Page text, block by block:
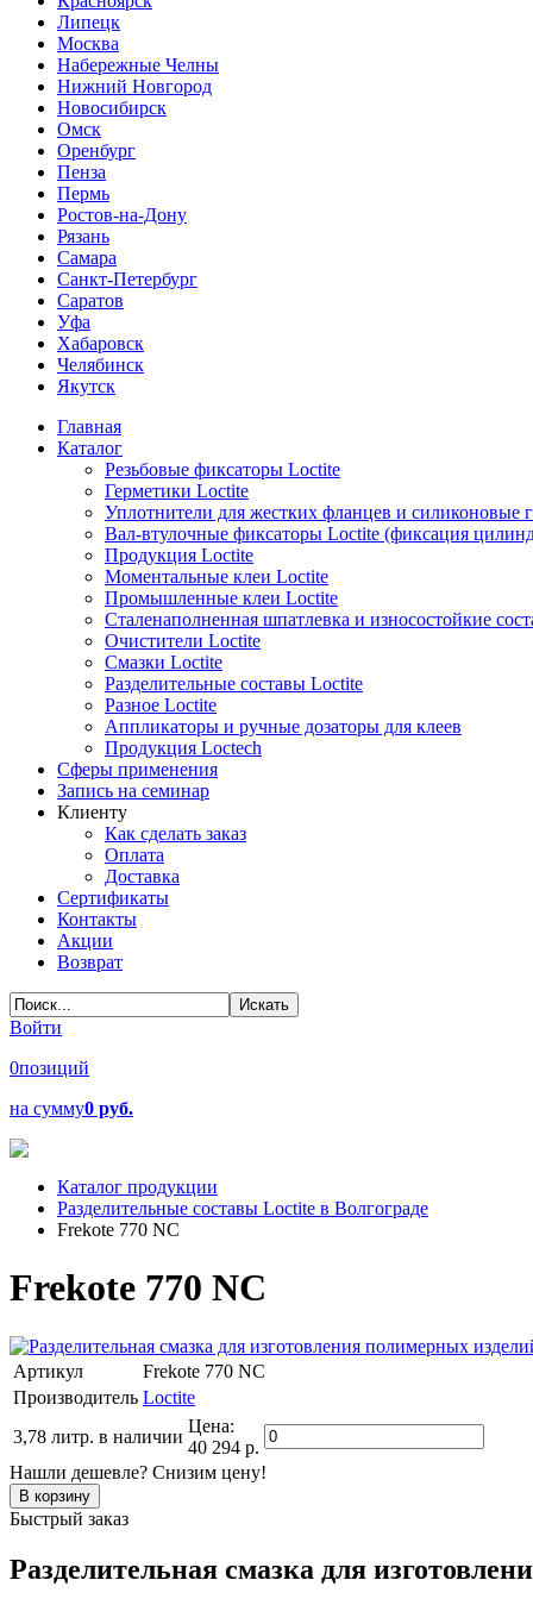
Липецк
Москва
Набережные Челны
Нижний Новгород
Новосибирск
Омск
Оренбург
Пенза
Пермь
Ростов-на-Дону
Рязань
Самара
Санкт-Петербург
Саратов
Уфа
Хабаровск
Челябинск
Якутск
Главная
Каталог
Резьбовые фиксаторы Loctite
Герметики Loctite
Уплотнители для жестких фланцев и силиконовые
Вал-втулочные фиксаторы Loctite (фиксация
Продукция Loctite
Моментальные клеи Loctite
Промышленные клеи Loctite
Сталенаполненная шпатлевка и износостойкие
Очистители Loctite
Смазки Loctite
Разделительные составы Loctite
Разное Loctite
Аппликаторы и ручные дозаторы для клеев
Продукция Loctech
Сферы применения
Запись на семинар
Клиенту
Как сделать заказ
Оплата
Доставка
Сертификаты
Контакты
Акции
Возврат
Войти
0позиций
на сумму0 руб.
Каталог продукции
Разделительные составы Loctite в Волгограде
Frekote 770 NC
Frekote 770 NC
Артикул
Frekote 770 NC
Производитель Loctite
3,78 литр. в наличии
Цена:
40 294 р.
Нашли дешевле? Снизим цену!
Быстрый заказ
Разделительная смазка для